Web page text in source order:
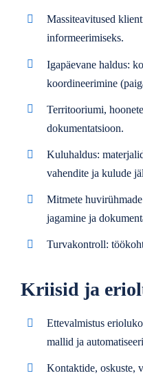
Massiteavitused
informeerimiseks.
Igapäevane haldus:
koordineerimine
Territooriumi,
dokumentatsioon.
Kuluhaldus:
vahendite ja kulude
Mitmete
jagamine ja
Turvakontroll:
Kriisid ja
Ettevalmistus
mallid ja
Kontaktide, oskuste,